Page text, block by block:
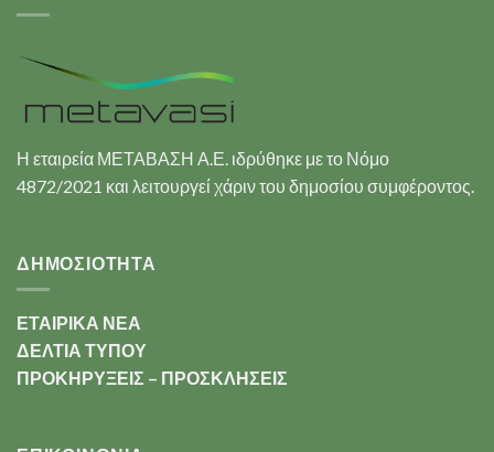
Η εταιρεία ΜΕΤΑΒΑΣΗ Α.Ε. ιδρύθηκε με το Νόμο
4872/2021 και λειτουργεί χάριν του δημοσίου συμφέροντος.
ΔΗΜΟΣΙΟΤΗΤΑ
ΕΤΑΙΡΙΚΑ ΝΕΑ
ΔΕΛΤΙΑ ΤΥΠΟΥ
ΠΡΟΚΗΡΥΞΕΙΣ – ΠΡΟΣΚΛΗΣΕΙΣ